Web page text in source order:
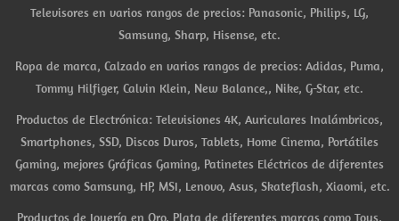
Televisores en varios rangos de precios: Panasonic, Philips, LG,
Samsung, Sharp, Hisense, etc.
Ropa de marca, Calzado en varios rangos de precios: Adidas, Puma,
Tommy Hilfiger, Calvin Klein, New Balance,, Nike, G-Star, etc.
Productos de Electrónica: Televisiones 4K, Auriculares Inalámbricos,
Smartphones, SSD, Discos Duros, Tablets, Home Cinema, Portátiles
Gaming, mejores Gráficas Gaming, Patinetes Eléctricos de diferentes
marcas como Samsung, HP, MSI, Lenovo, Asus, Skateflash, Xiaomi, etc.
Productos de Joyería en Oro, Plata de diferentes marcas como Tous,